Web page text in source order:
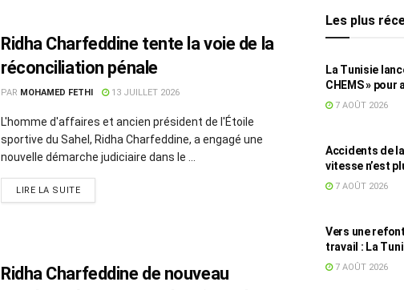
Ridha Charfeddine tente la voie de la
réconciliation pénale
PAR MOHAMED FETHI 13 JUILLET 2026
L'homme d'affaires et ancien président de l'Étoile
sportive du Sahel, Ridha Charfeddine, a engagé une
nouvelle démarche judiciaire dans le ...
LIRE LA SUITE
Ridha Charfeddine de nouveau
Les plus
La Tunisie
CHEMS » pour
des PME à
7 AOÛT 2026
Accidents de
vitesse n’est
cause, mais
7 AOÛT 2026
Vers une
travail : La
législation
7 AOÛT 2026